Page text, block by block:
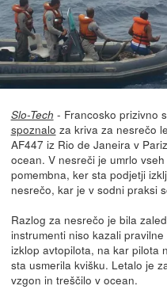
Slo-Tech - Francosko prizivno
spoznalo za kriva za nesrečo
AF447 iz Rio de Janeira v
ocean. V nesreči je umrlo
pomembna, ker sta podjetji
nesrečo, kar je v sodni praksi
Razlog za nesrečo je bila
instrumenti niso kazali
izklop avtopilota, na kar pilota
sta usmerila kvišku. Letalo je
vzgon in treščilo v ocean.